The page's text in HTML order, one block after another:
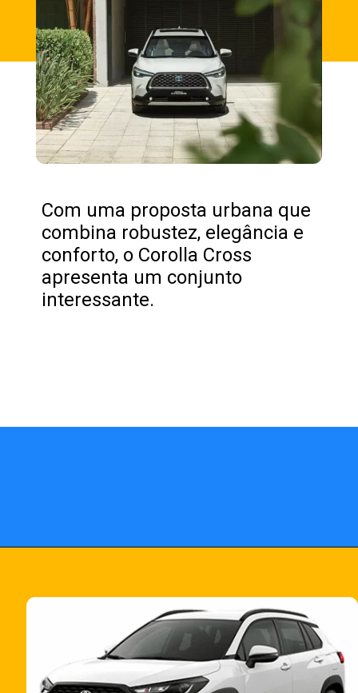
Com uma proposta urbana que
combina robustez, elegância e
conforto, o Corolla Cross
apresenta um conjunto
interessante.